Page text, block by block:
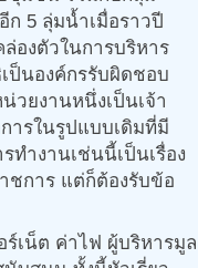
5 ลุ่มน้ำเมื่อราวปี
องตัวในการบริหาร
ป็นองค์กรรับผิดชอบ
วยงานหนึ่งเป็นเจ้า
ารในรูปแบบเดิมที่มี
ทำงานเช่นนี้เป็นเรื่อง
ชการ แต่ก็ต้องรับข้อ
ร์เน็ต ค่าไฟ ผู้บริหารมูล